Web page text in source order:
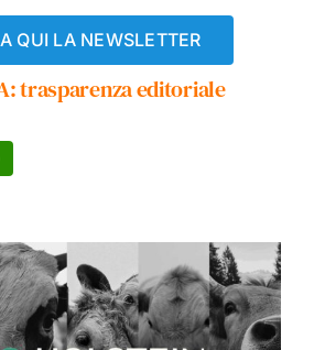
QUI LA NEWSLETTER
trasparenza editoriale